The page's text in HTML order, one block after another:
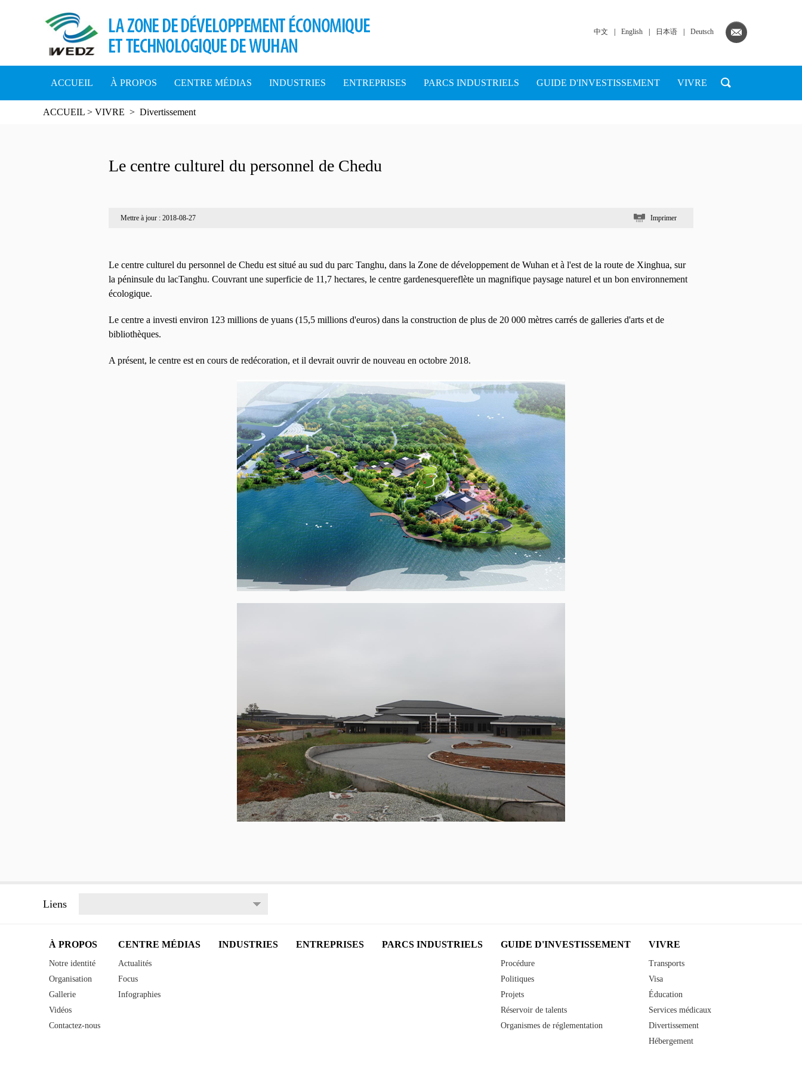
中文 English 日本语 Deutsch
ACCUEIL À PROPOS CENTRE MÉDIAS INDUSTRIES ENTREPRISES PARCS INDUSTRIELS GUIDE D'INVESTISSEMENT VIVRE
ACCUEIL > VIVRE > Divertissement
Le centre culturel du personnel de Chedu
Mettre à jour : 2018-08-27 Imprimer
Le centre culturel du personnel de Chedu est situé au sud du parc Tanghu, dans la Zone de développement de Wuhan et à l'est de la route de Xinghua, sur
la péninsule du lacTanghu. Couvrant une superficie de 11,7 hectares, le centre gardenesquereflète un magnifique paysage naturel et un bon environnement
écologique.
Le centre a investi environ 123 millions de yuans (15,5 millions d'euros) dans la construction de plus de 20 000 mètres carrés de galleries d'arts et de
bibliothèques.
A présent, le centre est en cours de redécoration, et il devrait ouvrir de nouveau en octobre 2018.
Liens
À PROPOS
Notre identité
Organisation
Gallerie
Vidéos
Contactez-nous
CENTRE MÉDIAS
Actualités
Focus
Infographies
INDUSTRIES ENTREPRISES PARCS INDUSTRIELS GUIDE D'INVESTISSEMENT
Procédure
Politiques
Projets
Réservoir de talents
Organismes de réglementation
VIVRE
Transports
Visa
Éducation
Services médicaux
Divertissement
Hébergement